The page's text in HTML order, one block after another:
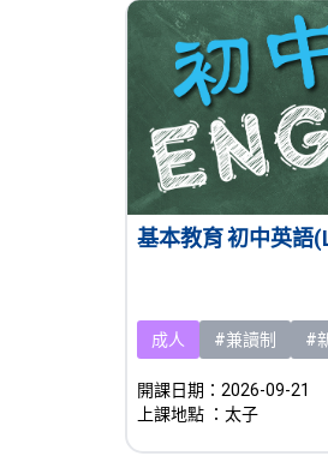
基本教育 初中英語
成人 #兼讀制 #
開課日期：2026-09-21
上課地點 ：太子